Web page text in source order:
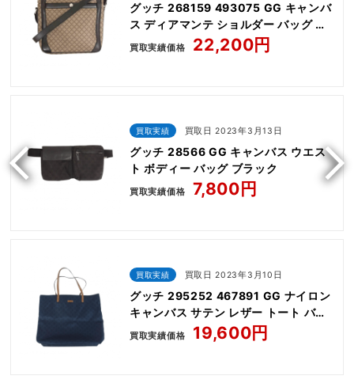
グッチ 268159 493075 GG キャンバ
ス ディアマンテ ショルダー バッグ ブ
ラウン
買取実績価格 22,200円
買取実績 買取日 2023年3月13日
グッチ 28566 GG キャンバス ウエス
ト ボディー バッグ ブラック
買取実績価格 7,800円
買取実績 買取日 2023年3月10日
グッチ 295252 467891 GG ナイロン
キャンバス サテン レザー トート バッ
グ イタリア製
買取実績価格 19,600円